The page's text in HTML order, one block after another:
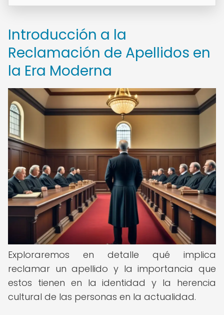
Introducción a la
Reclamación de Apellidos en
la Era Moderna
Exploraremos en detalle qué implica
reclamar un apellido y la importancia que
estos tienen en la identidad y la herencia
cultural de las personas en la actualidad.